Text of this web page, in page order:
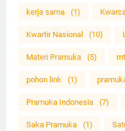
kerja sama (1)
Kwartir Nasional (10)
Materi Pramuka (5)
pohon link (1)
Pramuka Indonesia (7)
Saka Pramuka (1)